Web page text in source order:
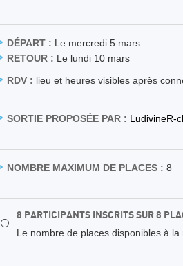
DÉPART : Le mercredi 5 mars
RETOUR : Le lundi 10 mars
RDV : lieu et heures visibles après
SORTIE PROPOSÉE PAR : LudivineR-
NOMBRE MAXIMUM DE PLACES : 8
⚪
8 PARTICIPANTS INSCRITS SUR 8
Le nombre de places disponibles à